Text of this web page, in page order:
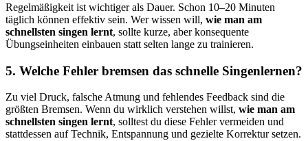
Regelmäßigkeit ist wichtiger als Dauer. Schon 10–20 Minuten
täglich können effektiv sein. Wer wissen will, wie man am
schnellsten singen lernt, sollte kurze, aber konsequente
Übungseinheiten einbauen statt selten lange zu trainieren.
5. Welche Fehler bremsen das schnelle Singenlernen?
Zu viel Druck, falsche Atmung und fehlendes Feedback sind die
größten Bremsen. Wenn du wirklich verstehen willst, wie man am
schnellsten singen lernt, solltest du diese Fehler vermeiden und
stattdessen auf Technik, Entspannung und gezielte Korrektur setzen.